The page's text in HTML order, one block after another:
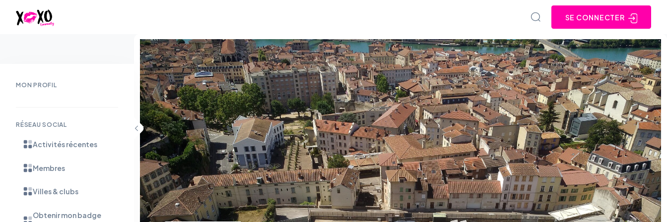
MON PROFIL
RÉSEAU SOCIAL
Activités récentes
Membres
Villes & clubs
Obtenir mon badge
SE CONNECTER